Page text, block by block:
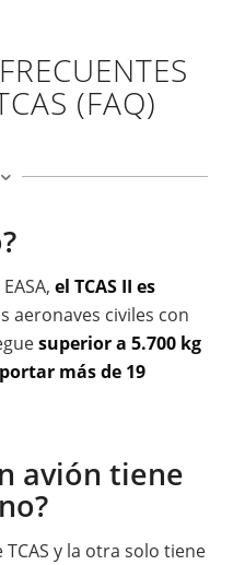
(FAQ)
el TCAS II es
aeronaves civiles con
superior a 5.700 kg
más de 19
avión tiene
y la otra solo tiene